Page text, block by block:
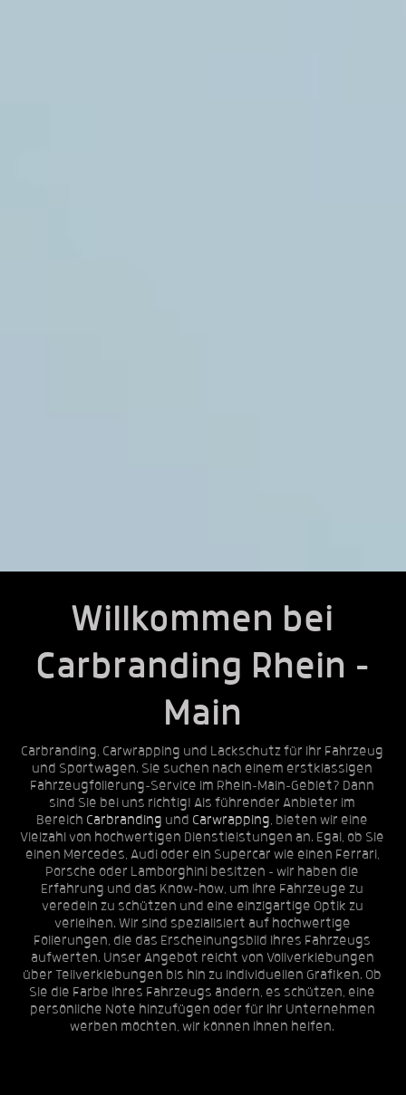
Willkommen bei
Carbranding Rhein -
Main
Carbranding, Carwrapping und Lackschutz für Ihr Fahrzeug
und Sportwagen. Sie suchen nach einem erstklassigen
Fahrzeugfolierung-Service im Rhein-Main-Gebiet? Dann
sind Sie bei uns richtig! Als führender Anbieter im
Bereich Carbranding und Carwrapping , bieten wir eine
Vielzahl von hochwertigen Dienstleistungen an. Egal, ob Sie
einen Mercedes, Audi oder ein Supercar wie einen Ferrari,
Porsche oder Lamborghini besitzen - wir haben die
Erfahrung und das Know-how, um Ihre Fahrzeuge zu
veredeln zu schützen und eine einzigartige Optik zu
verleihen. Wir sind spezialisiert auf hochwertige
Folierungen, die das Erscheinungsbild Ihres Fahrzeugs
aufwerten. Unser Angebot reicht von Vollverklebungen
über Teilverklebungen bis hin zu individuellen Grafiken. Ob
Sie die Farbe Ihres Fahrzeugs ändern, es schützen, eine
persönliche Note hinzufügen oder für Ihr Unternehmen
werben möchten, wir können Ihnen helfen.